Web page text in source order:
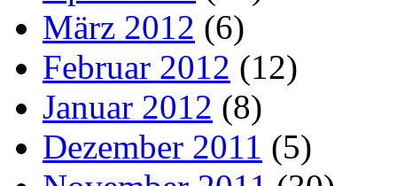
März 2012 (6)
Februar 2012 (12)
Januar 2012 (8)
Dezember 2011 (5)